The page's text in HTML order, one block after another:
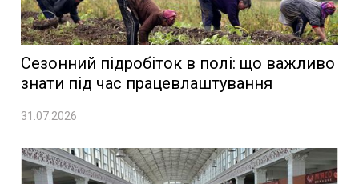
Сезонний підробіток в полі: що важливо
знати під час працевлаштування
31.07.2026